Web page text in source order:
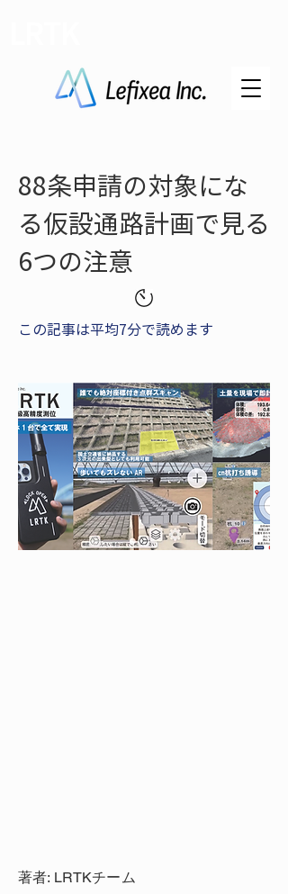
88条申請の対象にな
る仮設通路計画で見る
6つの注意
この記事は平均7分で読めます
著者: LRTKチーム